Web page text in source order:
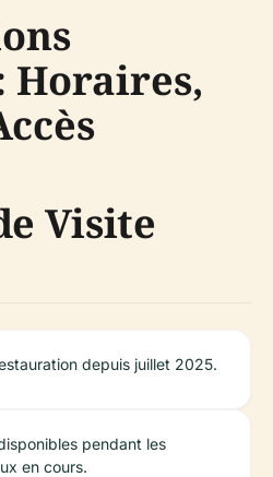
Horaires,
Visite
depuis juillet 2025.
pendant les
en cours.